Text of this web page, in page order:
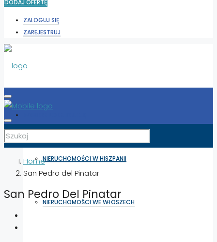
DODAJ OFERTĘ
ZALOGUJ SIĘ
ZAREJESTRUJ
NIERUCHOMOŚCI W HISZPANII
NIERUCHOMOŚCI WE WŁOSZECH
Home
San Pedro del Pinatar
San Pedro Del Pinatar